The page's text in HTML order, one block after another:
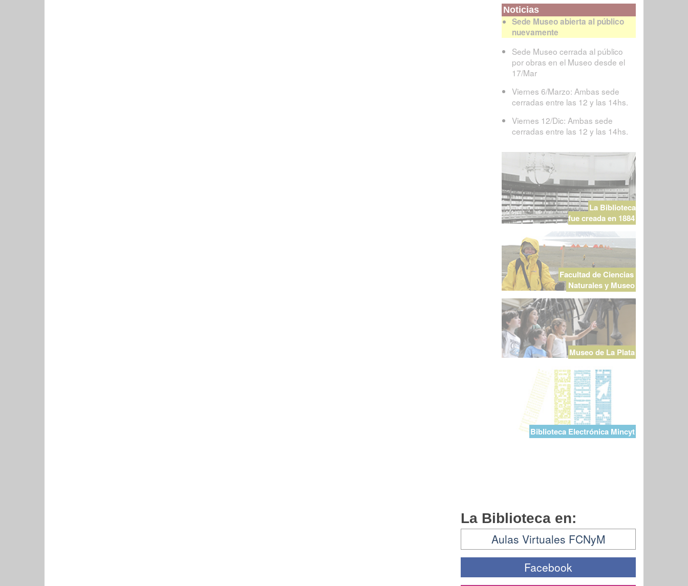
Noticias
Sede Museo abierta al público
nuevamente
Sede Museo cerrada al público
por obras en el Museo desde el
17/Mar
Viernes 6/Marzo: Ambas sede
cerradas entre las 12 y las 14hs.
Viernes 12/Dic: Ambas sede
cerradas entre las 12 y las 14hs.
La Biblioteca
fue creada en 1884
Facultad de Ciencias
Naturales y Museo
Museo de La Plata
Biblioteca Electrónica Mincyt
La Biblioteca en:
Aulas Virtuales FCNyM
Facebook